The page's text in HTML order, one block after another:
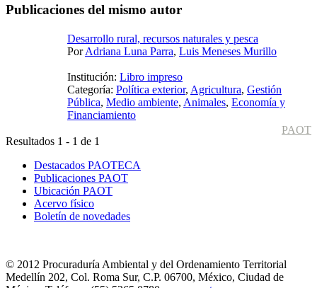
Publicaciones del mismo autor
Desarrollo rural, recursos naturales y pesca
PorAdriana Luna Parra, Luis Meneses Murillo
Institución: Libro impreso
Categoría: Política exterior, Agricultura, Gestión
Pública, Medio ambiente, Animales, Economía y
Financiamiento
PAOT
Resultados 1 - 1 de 1
Destacados PAOTECA
Publicaciones PAOT
Ubicación PAOT
Acervo físico
Boletín de novedades
© 2012 Procuraduría Ambiental y del Ordenamiento Territorial
Medellín 202, Col. Roma Sur, C.P. 06700, México, Ciudad de